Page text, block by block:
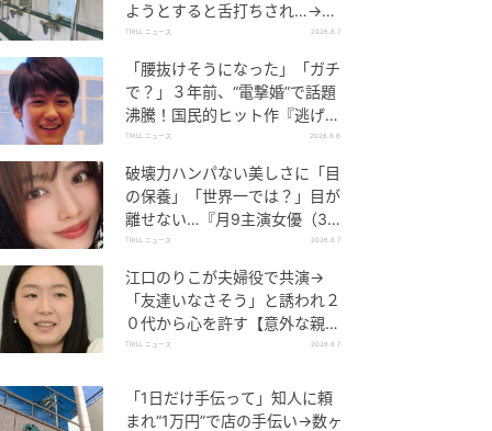
ようとすると舌打ちされ…→直
後、娘の放った“純粋な一言”に
TRILL ニュース 2026.8.7
「腰抜けそうになった」「ガチ
で？」３年前、“電撃婚”で話題
沸騰！国民的ヒット作『逃げ
恥』で異彩放った【国宝級イケ
TRILL ニュース 2026.8.6
破壊力ハンパない美しさに「目
の保養」「世界一では？」目が
離せない…『月9主演女優（34
歳）』“極上”美ショットがすご
TRILL ニュース 2026.8.7
江口のりこが夫婦役で共演→
「友達いなさそう」と誘われ２
０代から心を許す【意外な親友
芸人】とは？
TRILL ニュース 2026.8.7
「1日だけ手伝って」知人に頼
まれ“1万円”で店の手伝い→数ヶ